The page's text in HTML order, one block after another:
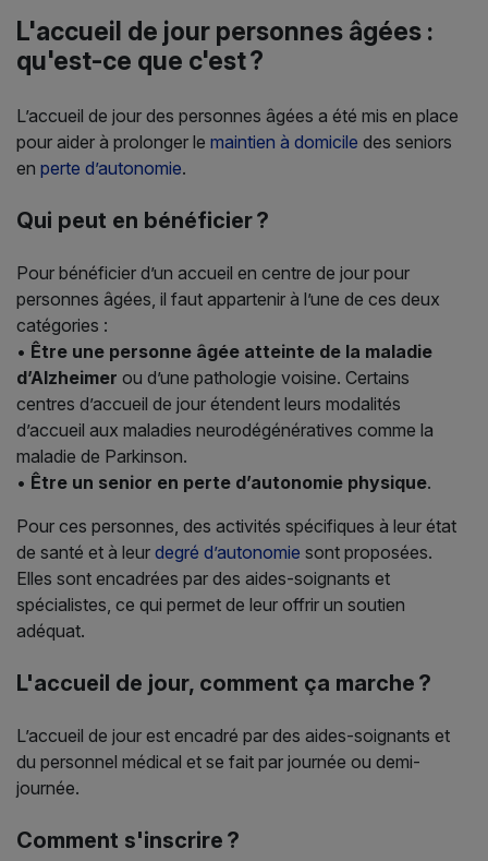
L'accueil de jour personnes âgées :
qu'est-ce que c'est ?
L’accueil de jour des personnes âgées a été mis en place
pour aider à prolonger le maintien à domicile des seniors
en perte d’autonomie.
Qui peut en bénéficier ?
Pour bénéficier d’un accueil en centre de jour pour
personnes âgées, il faut appartenir à l’une de ces deux
catégories :
• Être une personne âgée atteinte de la maladie
d’Alzheimer ou d’une pathologie voisine. Certains
centres d’accueil de jour étendent leurs modalités
d’accueil aux maladies neurodégénératives comme la
maladie de Parkinson.
• Être un senior en perte d’autonomie physique.
Pour ces personnes, des activités spécifiques à leur état
de santé et à leur degré d’autonomie sont proposées.
Elles sont encadrées par des aides-soignants et
spécialistes, ce qui permet de leur offrir un soutien
adéquat.
L'accueil de jour, comment ça marche ?
L’accueil de jour est encadré par des aides-soignants et
du personnel médical et se fait par journée ou demi-
journée.
Comment s'inscrire ?